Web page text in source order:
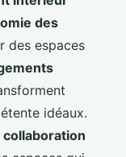
des
des espaces
idéaux.
collaboration